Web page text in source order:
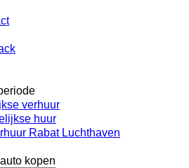
verhuur
huur
Rabat Luchthaven
kopen